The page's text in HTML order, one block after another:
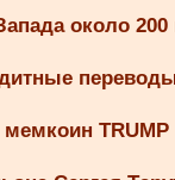
около
TRUMP